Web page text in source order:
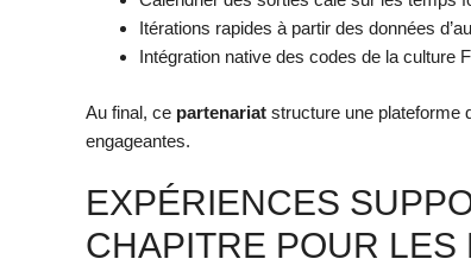
Itérations rapides à partir des données
Intégration native des codes de la culture
Au final, ce partenariat structure une plateforme
engageantes.
EXPÉRIENCES
CHAPITRE POUR LES